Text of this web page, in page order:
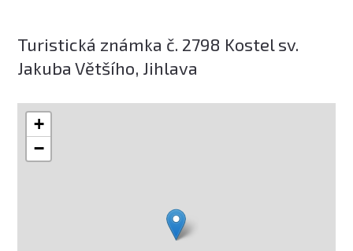
Turistická známka č. 2798 Kostel sv.
Jakuba Většího, Jihlava
+
−